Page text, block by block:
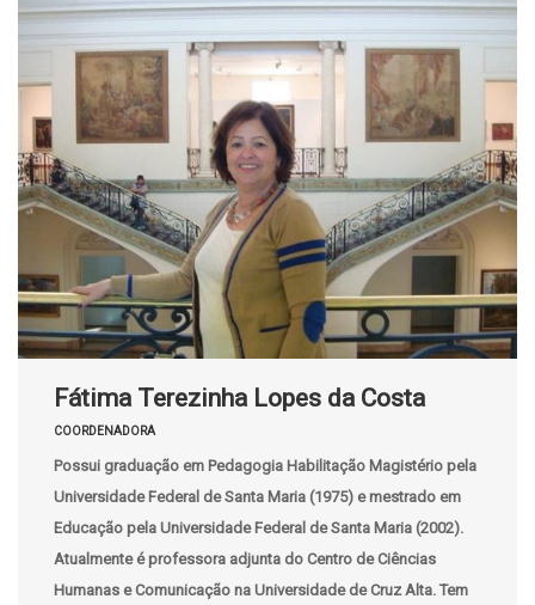
Fátima Terezinha Lopes da Costa
COORDENADORA
Possui graduação em Pedagogia Habilitação Magistério pela
Universidade Federal de Santa Maria (1975) e mestrado em
Educação pela Universidade Federal de Santa Maria (2002).
Atualmente é professora adjunta do Centro de Ciências
Humanas e Comunicação na Universidade de Cruz Alta. Tem